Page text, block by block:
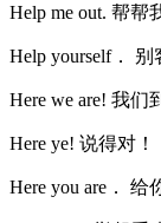
Help me out. 帮帮
Help yourself． 别
Here we are! 我们
Here ye! 说得对！
Here you are． 给